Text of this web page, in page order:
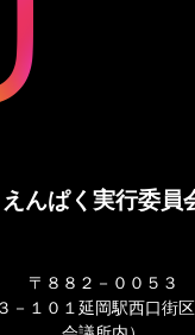
えんぱく実行委員
〒８８２－００５３
－１０１延岡駅西口街